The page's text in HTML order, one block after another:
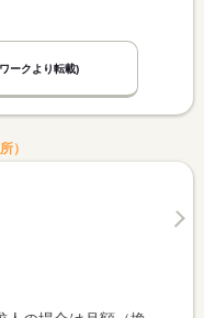
ークより転載)
）